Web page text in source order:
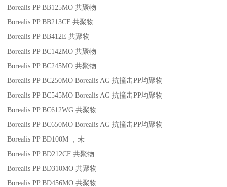
Borealis PP BB125MO 共聚物
Borealis PP BB213CF 共聚物
Borealis PP BB412E 共聚物
Borealis PP BC142MO 共聚物
Borealis PP BC245MO 共聚物
Borealis PP BC250MO Borealis AG 抗撞击PP均聚物
Borealis PP BC545MO Borealis AG 抗撞击PP均聚物
Borealis PP BC612WG 共聚物
Borealis PP BC650MO Borealis AG 抗撞击PP均聚物
Borealis PP BD100M
，未
Borealis PP BD212CF 共聚物
Borealis PP BD310MO 共聚物
Borealis PP BD456MO 共聚物